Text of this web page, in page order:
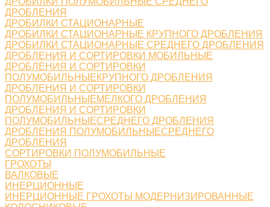
ДРОБЛЕНИЯ
ДРОБИЛКИ СТАЦИОНАРНЫЕ
ДРОБИЛКИ СТАЦИОНАРНЫЕ КРУПНОГО ДРОБЛЕНИЯ
ДРОБИЛКИ СТАЦИОНАРНЫЕ СРЕДНЕГО ДРОБЛЕНИЯ
ДРОБЛЕНИЯ И СОРТИРОВКИ МОБИЛЬНЫЕ
ДРОБЛЕНИЯ И СОРТИРОВКИ
ПОЛУМОБИЛЬНЫЕКРУПНОГО ДРОБЛЕНИЯ
ДРОБЛЕНИЯ И СОРТИРОВКИ
ПОЛУМОБИЛЬНЫЕМЕЛКОГО ДРОБЛЕНИЯ
ДРОБЛЕНИЯ И СОРТИРОВКИ
ПОЛУМОБИЛЬНЫЕСРЕДНЕГО ДРОБЛЕНИЯ
ДРОБЛЕНИЯ ПОЛУМОБИЛЬНЫЕСРЕДНЕГО
ДРОБЛЕНИЯ
СОРТИРОВКИ ПОЛУМОБИЛЬНЫЕ
ГРОХОТЫ
ВАЛКОВЫЕ
ИНЕРЦИОННЫЕ
ИНЕРЦИОННЫЕ ГРОХОТЫ МОДЕРНИЗИРОВАННЫЕ